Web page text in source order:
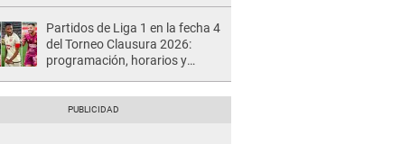
Partidos de Liga 1 en la fecha 4
del Torneo Clausura 2026:
programación, horarios y